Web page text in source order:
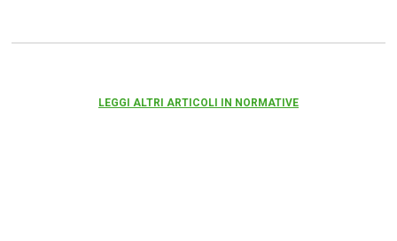
LEGGI ALTRI ARTICOLI IN NORMATIVE